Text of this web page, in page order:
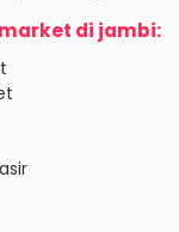
di jambi: